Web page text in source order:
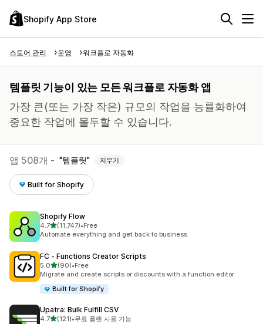
Shopify App Store
스토어 관리 운영 워크플로 자동화
템플릿 기능이 있는 모든 워크플로 자동화 앱
가장 큰(또는 가장 작은) 규모의 작업을 능률화하여
중요한 작업에 몰두할 수 있습니다.
앱 508개 - 템플릿 지우기
Built for Shopify
Shopify Flow
4.7별 5개 중
(11,747)
총 리뷰 11747개
•Free
Automate everything and get back to business
FC ‑ Functions Creator Scripts
5.0별 5개 중
(90)
총 리뷰 90개
•Free
Migrate and create scripts or discounts with a function editor
Built for Shopify
Upatra: Bulk Fulfill CSV
4.7별 5개 중
(121)
총 리뷰 121개
•무료 플랜 사용 가능